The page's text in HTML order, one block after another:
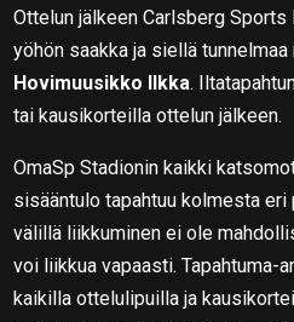
Ottelun jälkeen Carlsberg
yöhön saakka ja siellä
Hovimuusikko Ilkka.
tai kausikorteilla ottelun jälkeen.
OmaSp Stadionin kaikki
sisääntulo tapahtuu kolmesta
välillä liikkuminen ei ole
voi liikkua vapaasti. Tapahtuma-
kaikilla ottelulipuilla ja